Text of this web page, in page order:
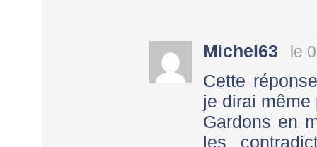
Michel63 le
Cette
je dirai
Gardons en
les